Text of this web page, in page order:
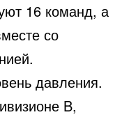
16 команд, а
со
давления.
B,